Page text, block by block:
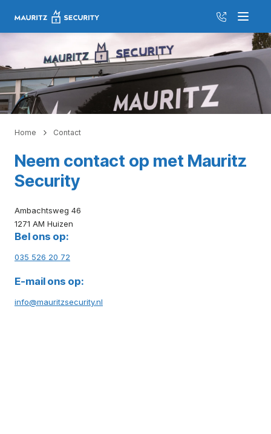
Menu
035 526
Home Contact
Neem contact op met Mauritz
Security
Ambachtsweg 46
1271 AM Huizen
Bel ons op:
035 526 20 72
E-mail ons op:
info@mauritzsecurity.nl